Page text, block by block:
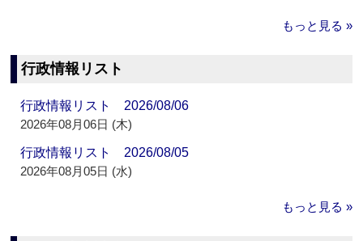
もっと見る »
行政情報リスト
行政情報リスト 2026/08/06
2026年08月06日 (木)
行政情報リスト 2026/08/05
2026年08月05日 (水)
もっと見る »